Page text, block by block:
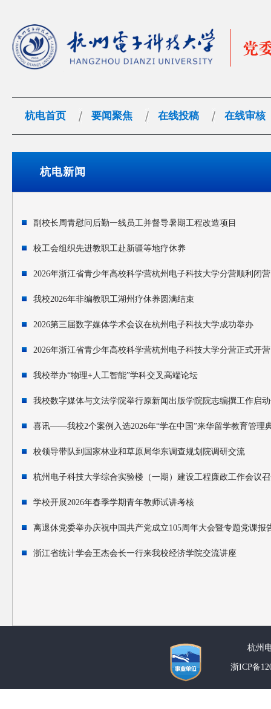
杭电首页 要闻聚焦 在线投稿 在线审核
杭电新闻
副校长周青慰问后勤一线员工并督导暑期工程改造项目
校工会组织先进教职工赴新疆等地疗休养
2026年浙江省青少年高校科学营杭州电子科技大学分营顺利闭营
我校2026年非编教职工湖州疗休养圆满结束
2026第三届数字媒体学术会议在杭州电子科技大学成功举办
2026年浙江省青少年高校科学营杭州电子科技大学分营正式开营
我校举办“物理+人工智能”学科交叉高端论坛
我校数字媒体与文法学院举行原新闻出版学院院志编撰工作启
喜讯——我校2个案例入选2026年“学在中国”来华留学教育管理
校领导带队到国家林业和草原局华东调查规划院调研交流
杭州电子科技大学综合实验楼（一期）建设工程廉政工作会议
学校开展2026年春季学期青年教师试讲考核
离退休党委举办庆祝中国共产党成立105周年大会暨专题党课报
浙江省统计学会王杰会长一行来我校经济学院交流讲座
杭州
浙ICP备